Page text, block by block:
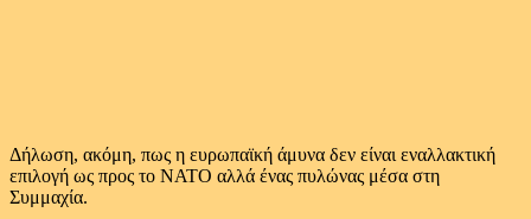
Δήλωση, ακόμη, πως η ευρωπαϊκή άμυνα δεν είναι εναλλακτική
επιλογή ως προς το ΝΑΤΟ αλλά ένας πυλώνας μέσα στη
Συμμαχία.